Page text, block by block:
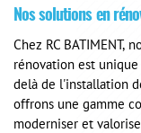
Nos solutions en
Chez RC BATIMENT,
rénovation est
delà de l'installation
offrons une gamme
moderniser et